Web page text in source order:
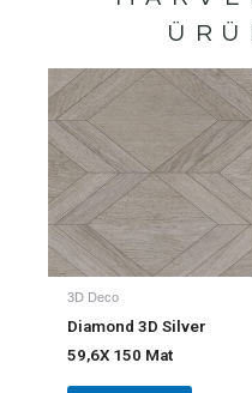
3D Deco
Diamond 3D Silver
59,6X 150 Mat